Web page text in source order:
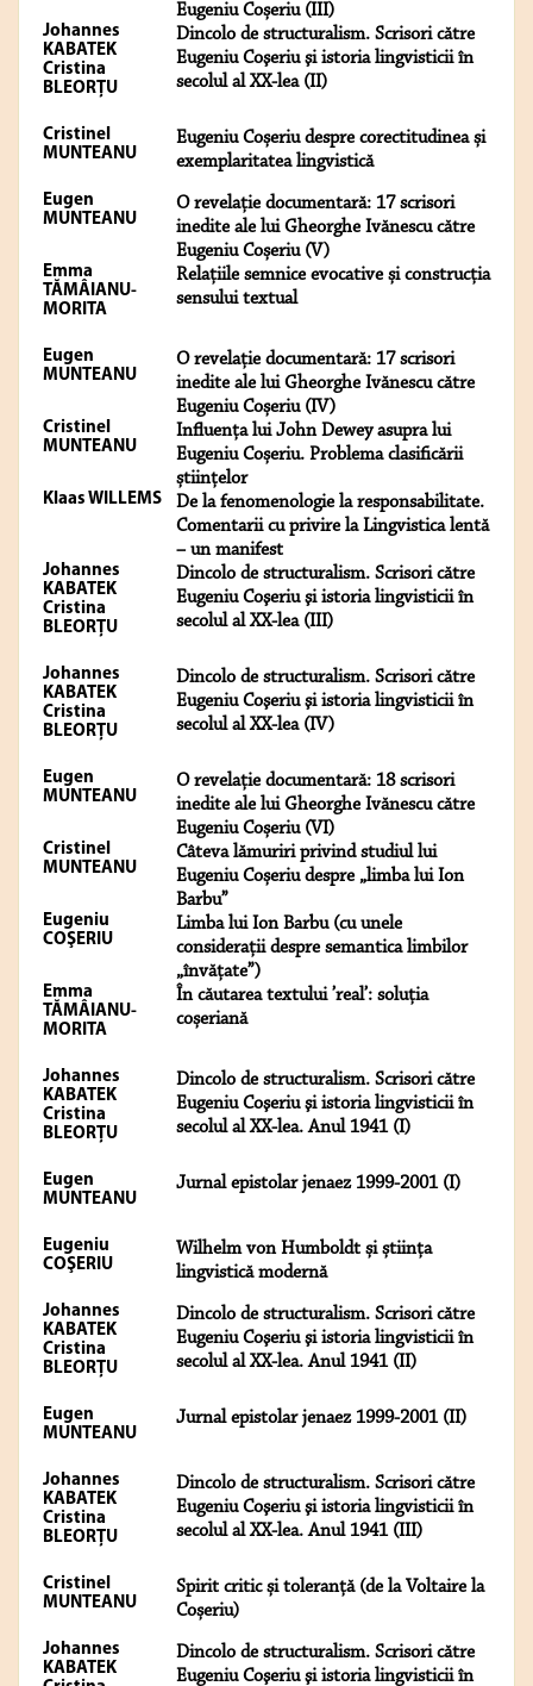
Eugeniu Coșeriu (III)
Johannes
KABATEK
Cristina
BLEORȚU
Dincolo de structuralism. Scrisori către
Eugeniu Coşeriu şi istoria lingvisticii în
secolul al XX-lea (II)
Cristinel
MUNTEANU
Eugeniu Coșeriu despre corectitudinea și
exemplaritatea lingvistică
Eugen
MUNTEANU
O revelație documentară: 17 scrisori
inedite ale lui Gheorghe Ivănescu către
Eugeniu Coșeriu (V)
Emma
TĂMÂIANU-
MORITA
Relațiile semnice evocative și construcția
sensului textual
Eugen
MUNTEANU
O revelație documentară: 17 scrisori
inedite ale lui Gheorghe Ivănescu către
Eugeniu Coșeriu (IV)
Cristinel
MUNTEANU
Influența lui John Dewey asupra lui
Eugeniu Coșeriu. Problema clasificării
științelor
Klaas WILLEMS
De la fenomenologie la responsabilitate.
Comentarii cu privire la Lingvistica lentă
– un manifest
Johannes
KABATEK
Cristina
BLEORȚU
Dincolo de structuralism. Scrisori către
Eugeniu Coşeriu şi istoria lingvisticii în
secolul al XX-lea (III)
Johannes
KABATEK
Cristina
BLEORȚU
Dincolo de structuralism. Scrisori către
Eugeniu Coşeriu şi istoria lingvisticii în
secolul al XX-lea (IV)
Eugen
MUNTEANU
O revelație documentară: 18 scrisori
inedite ale lui Gheorghe Ivănescu către
Eugeniu Coșeriu (VI)
Cristinel
MUNTEANU
Câteva lămuriri privind studiul lui
Eugeniu Coșeriu despre „limba lui Ion
Barbu”
Eugeniu
COŞERIU
Limba lui Ion Barbu (cu unele
considerații despre semantica limbilor
„învățate”)
Emma
TĂMÂIANU-
MORITA
În căutarea textului ’real’: soluția
coșeriană
Johannes
KABATEK
Cristina
BLEORȚU
Dincolo de structuralism. Scrisori către
Eugeniu Coşeriu şi istoria lingvisticii în
secolul al XX-lea. Anul 1941 (I)
Eugen
MUNTEANU
Jurnal epistolar jenaez 1999-2001 (I)
Eugeniu
COŞERIU
Wilhelm von Humboldt și știința
lingvistică modernă
Johannes
KABATEK
Cristina
BLEORȚU
Dincolo de structuralism. Scrisori către
Eugeniu Coşeriu şi istoria lingvisticii în
secolul al XX-lea. Anul 1941 (II)
Eugen
MUNTEANU
Jurnal epistolar jenaez 1999-2001 (II)
Johannes
KABATEK
Cristina
BLEORȚU
Dincolo de structuralism. Scrisori către
Eugeniu Coşeriu şi istoria lingvisticii în
secolul al XX-lea. Anul 1941 (III)
Cristinel
MUNTEANU
Spirit critic și toleranță (de la Voltaire la
Coșeriu)
Johannes
KABATEK
Dincolo de structuralism. Scrisori către
Eugeniu Coşeriu şi istoria lingvisticii în